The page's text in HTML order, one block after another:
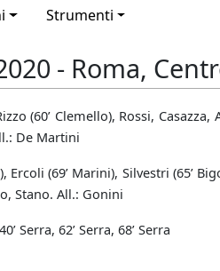
Strumenti
- Roma,
(60’ Clemello), Rossi, Casazza,
De Martini
Ercoli (69’ Marini), Silvestri (65’
Stano. All.: Gonini
Serra, 62’ Serra, 68’ Serra